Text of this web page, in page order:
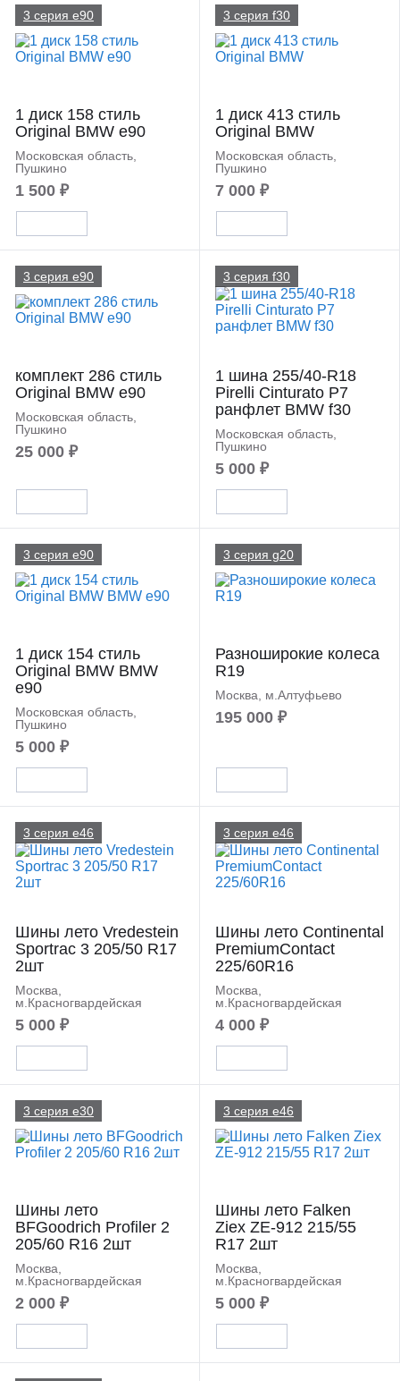
3 серия e90
1 диск 158 стиль
Original BMW e90
Московская область,
Пушкино
1 500 ₽
3 серия f30
1 диск 413 стиль
Original BMW
Московская область,
Пушкино
7 000 ₽
3 серия e90
комплект 286 стиль
Original BMW e90
Московская область,
Пушкино
25 000 ₽
3 серия f30
1 шина 255/40-R18
Pirelli Cinturato P7
ранфлет BMW f30
Московская область,
Пушкино
5 000 ₽
3 серия e90
1 диск 154 стиль
Original BMW BMW
e90
Московская область,
Пушкино
5 000 ₽
3 серия g20
Разноширокие колеса
R19
Москва, м.Алтуфьево
195 000 ₽
3 серия e46
Шины лето Vredestein
Sportrac 3 205/50 R17
2шт
Москва,
м.Красногвардейская
5 000 ₽
3 серия e46
Шины лето Continental
PremiumContact
225/60R16
Москва,
м.Красногвардейская
4 000 ₽
3 серия e30
Шины лето
BFGoodrich Profiler 2
205/60 R16 2шт
Москва,
м.Красногвардейская
2 000 ₽
3 серия e46
Шины лето Falken
Ziex ZE-912 215/55
R17 2шт
Москва,
м.Красногвардейская
5 000 ₽